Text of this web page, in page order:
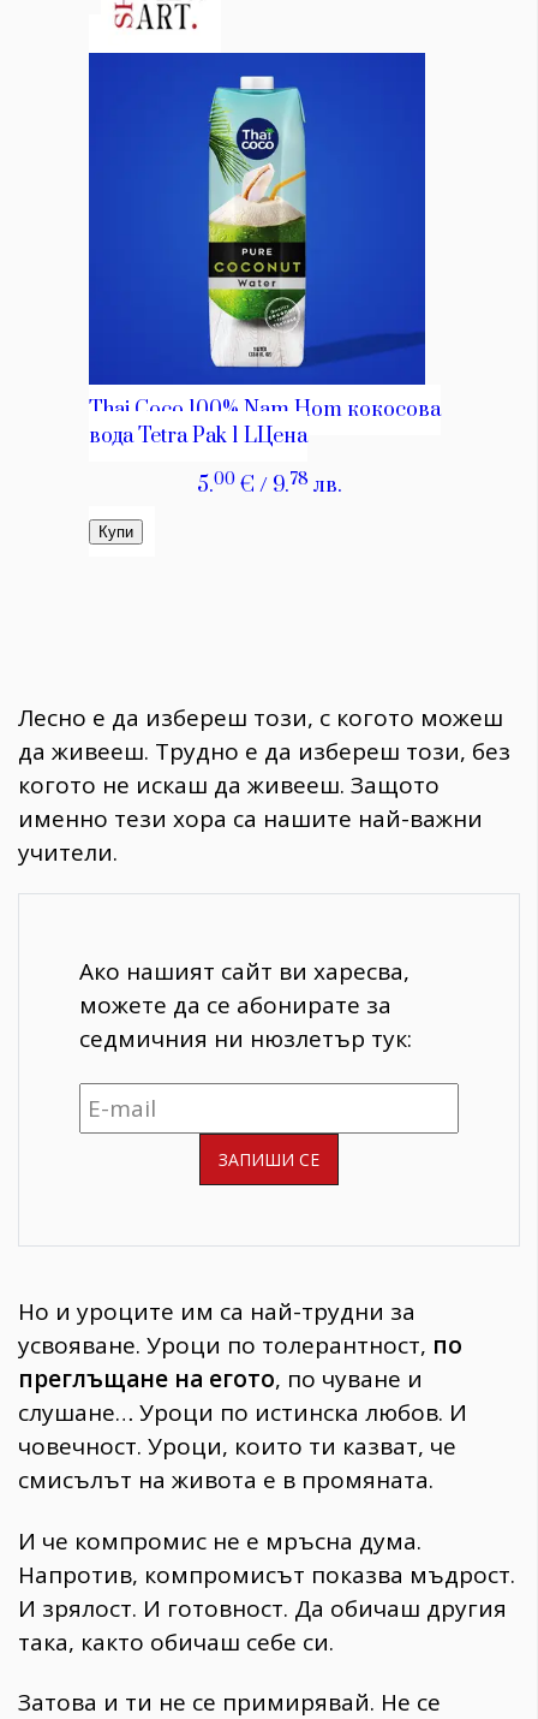
Лесно е да избереш този, с когото можеш
да живееш. Трудно е да избереш този, без
когото не искаш да живееш. Защото
именно тези хора са нашите най-важни
учители.
Ако нашият сайт ви харесва,
можете да се абонирате за
седмичния ни нюзлетър тук:
Но и уроците им са най-трудни за
усвояване. Уроци по толерантност, по
преглъщане на егото, по чуване и
слушане… Уроци по истинска любов. И
човечност. Уроци, които ти казват, че
смисълът на живота е в промяната.
И че компромис не е мръсна дума.
Напротив, компромисът показва мъдрост.
И зрялост. И готовност. Да обичаш другия
така, както обичаш себе си.
Затова и ти не се примирявай. Не се